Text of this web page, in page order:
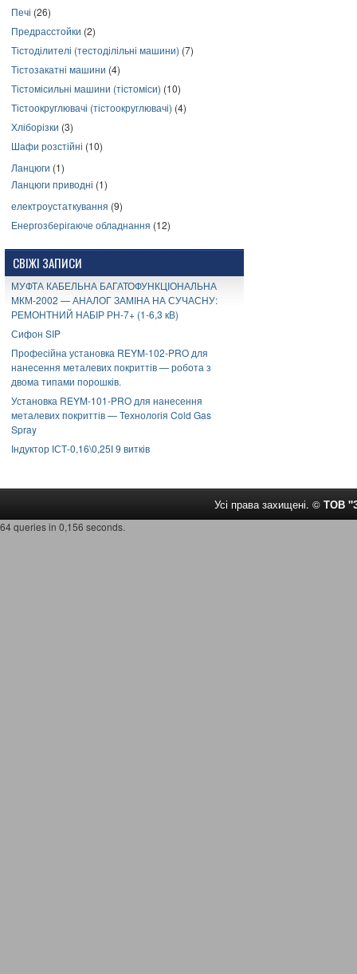
Печі (26)
Предрасстойки (2)
Тістоділителі (тестоділільні машини) (7)
Тістозакатні машини (4)
Тістомісильні машини (тістоміси) (10)
Тістоокруглювачі (тістоокруглювачі) (4)
Хліборізки (3)
Шафи розстійні (10)
Ланцюги (1)
Ланцюги приводні (1)
електроустаткування (9)
Енергозберігаюче обладнання (12)
СВІЖІ ЗАПИСИ
МУФТА КАБЕЛЬНА БАГАТОФУНКЦІОНАЛЬНА
МКМ-2002 — АНАЛОГ ЗАМІНА НА СУЧАСНУ:
РЕМОНТНИЙ НАБІР РН-7+ (1-6,3 кВ)
Сифон SIP
Професійна установка REYM-102-PRO для
нанесення металевих покриттів — робота з
двома типами порошків.
Установка REYM-101-PRO для нанесення
металевих покриттів — Технологія Cold Gas
Spray
Індуктор ІСТ-0,16\0,25І 9 витків
Усі права захищені. © ТОВ
64 queries in 0,156 seconds.